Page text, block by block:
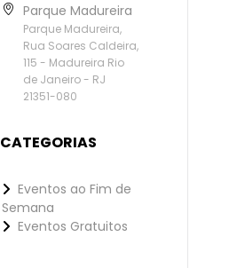
Parque Madureira
Parque Madureira,
Rua Soares Caldeira,
115 - Madureira Rio
de Janeiro - RJ
21351-080
CATEGORIAS
Eventos ao Fim de
Semana
Eventos Gratuitos